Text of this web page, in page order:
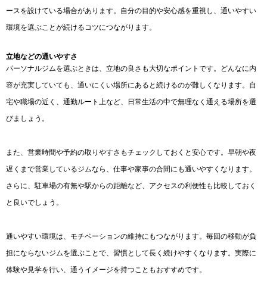
ースを設けている場合があります。自分の目的や安心感を重視し、通いやすい
環境を選ぶことが続けるコツにつながります。
立地などの通いやすさ
パーソナルジムを選ぶときは、立地の良さも大切なポイントです。どんなに内
容が充実していても、通いにくい場所にあると続けるのが難しくなります。自
宅や職場の近く、通勤ルート上など、日常生活の中で無理なく通える場所を選
びましょう。
また、営業時間や予約の取りやすさもチェックしておくと安心です。早朝や夜
遅くまで営業しているジムなら、仕事や家事の合間にも通いやすくなります。
さらに、駐車場の有無や駅からの距離など、アクセスの利便性も比較しておく
と良いでしょう。
通いやすい環境は、モチベーションの維持にもつながります。毎回の移動が負
担にならないジムを選ぶことで、習慣として長く続けやすくなります。実際に
体験や見学を行い、通うイメージを持つこともおすすめです。